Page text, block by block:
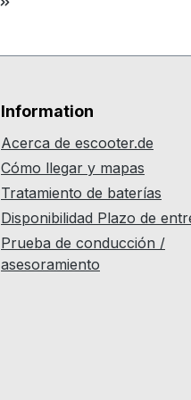
Information
Acerca de escooter.de
Cómo llegar y mapas
Tratamiento de baterías
Disponibilidad Plazo de
Prueba de conducción /
asesoramiento